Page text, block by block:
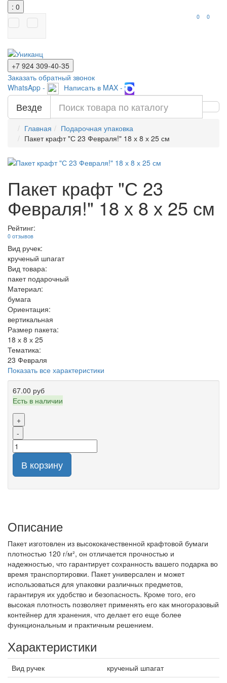
: 0
0 0
+7 924 309-40-35
Заказать обратный звонок
WhatsApp -
Написать в MAX -
Везде
Главная
Подарочная упаковка
Пакет крафт "С 23 Февраля!" 18 х 8 х 25 см
Пакет крафт "С 23
Февраля!" 18 х 8 х 25 см
Рейтинг:
0 отзывов
Вид ручек:
крученый шпагат
Вид товара:
пакет подарочный
Материал:
бумага
Ориентация:
вертикальная
Размер пакета:
18 х 8 х 25
Тематика:
23 Февраля
Показать все характеристики
67.00 руб
Есть в наличии
+
-
В корзину
Описание
Пакет изготовлен из высококачественной крафтовой бумаги
плотностью 120 г/м², он отличается прочностью и
надежностью, что гарантирует сохранность вашего подарка во
время транспортировки. Пакет универсален и может
использоваться для упаковки различных предметов,
гарантируя их удобство и безопасность. Кроме того, его
высокая плотность позволяет применять его как многоразовый
контейнер для хранения, что делает его еще более
функциональным и практичным решением.
Характеристики
Вид ручек
крученый шпагат